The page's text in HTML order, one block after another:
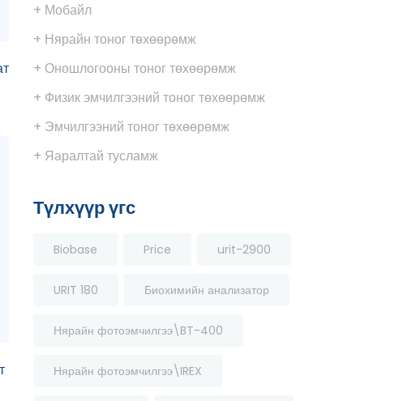
+ Мобайл
+ Нярайн тоног төхөөрөмж
+ Оношлогооны тоног төхөөрөмж
+ Физик эмчилгээний тоног төхөөрөмж
+ Эмчилгээний тоног төхөөрөмж
+ Яаралтай тусламж
Түлхүүр үгс
Biobase Price urit-2900
URIT 180 Биохимийн анализатор
Нярайн фотоэмчилгээ\BT-400
Нярайн фотоэмчилгээ\IREX